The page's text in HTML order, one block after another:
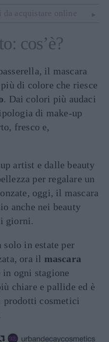
acquistare online
cos’è?
il mascara
di colore che riesce
. Dai colori più audaci
di make-up
fresco e,
artist e dalle beauty
per regalare un
oggi, il mascara
anche nei beauty
giorni.
solo in estate per
ora il mascara
ogni stagione
chiare e pallide ed è
prodotti cosmetici